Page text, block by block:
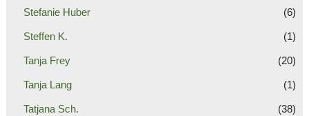
Stefanie Huber (6)
Steffen K. (1)
Tanja Frey (20)
Tanja Lang (1)
Tatjana Sch. (38)